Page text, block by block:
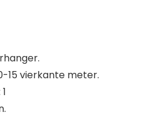
15 vierkante meter.